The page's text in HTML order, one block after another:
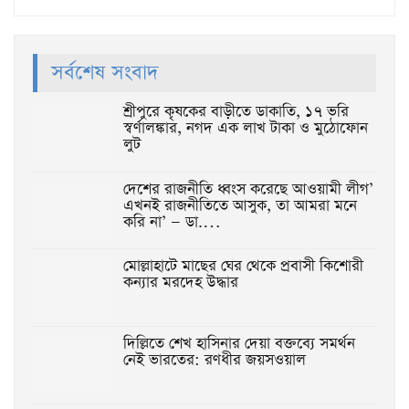
সর্বশেষ সংবাদ
শ্রীপুরে কৃষকের বাড়ীতে ডাকাতি, ১৭ ভরি
স্বর্ণালঙ্কার, নগদ এক লাখ টাকা ও মুঠোফোন
লুট
দেশের রাজনীতি ধ্বংস করেছে আওয়ামী লীগ’
এখনই রাজনীতিতে আসুক, তা আমরা মনে
করি না’ — ডা.…
মোল্লাহাটে মাছের ঘের থেকে প্রবাসী কিশোরী
কন্যার মরদেহ উদ্ধার
দিল্লিতে শেখ হাসিনার দেয়া বক্তব্যে সমর্থন
নেই ভারতের: রণধীর জয়সওয়াল